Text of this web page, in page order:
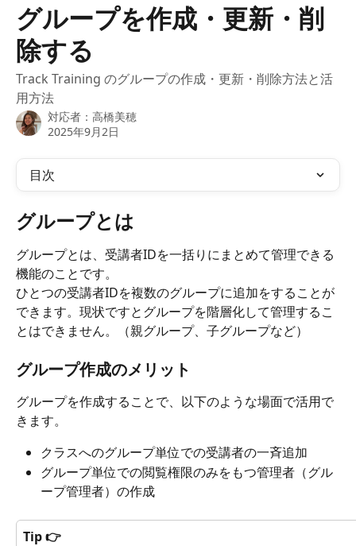
グループを作成・更新・削
除する
Track Training のグループの作成・更新・削除方法と活
用方法
対応者： 高橋美穂
2025年9月2日
目次
グループとは
グループとは、受講者IDを一括りにまとめて管理できる
機能のことです。
ひとつの受講者IDを複数のグループに追加をすることが
できます。現状ですとグループを階層化して管理するこ
とはできません。（親グループ、子グループなど）
グループ作成のメリット
グループを作成することで、以下のような場面で活用で
きます。
クラスへのグループ単位での受講者の一斉追加
グループ単位での閲覧権限のみをもつ管理者（グル
ープ管理者）の作成
Tip 👉